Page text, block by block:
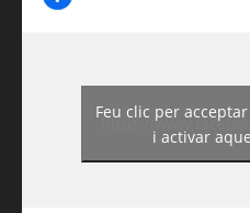
https://
Feu clic per
i activar